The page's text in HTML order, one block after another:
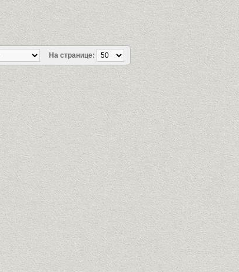
На странице: